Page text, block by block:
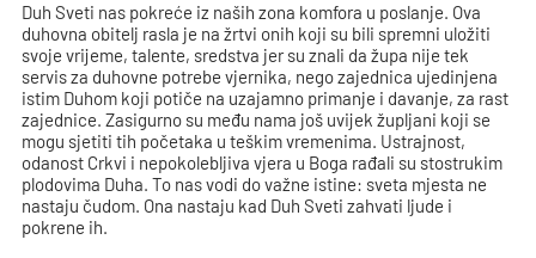
Duh Sveti nas pokreće iz naših zona komfora u poslanje. Ova
duhovna obitelj rasla je na žrtvi onih koji su bili spremni uložiti
svoje vrijeme, talente, sredstva jer su znali da župa nije tek
servis za duhovne potrebe vjernika, nego zajednica ujedinjena
istim Duhom koji potiče na uzajamno primanje i davanje, za rast
zajednice. Zasigurno su među nama još uvijek župljani koji se
mogu sjetiti tih početaka u teškim vremenima. Ustrajnost,
odanost Crkvi i nepokolebljiva vjera u Boga rađali su stostrukim
plodovima Duha. To nas vodi do važne istine: sveta mjesta ne
nastaju čudom. Ona nastaju kad Duh Sveti zahvati ljude i
pokrene ih.